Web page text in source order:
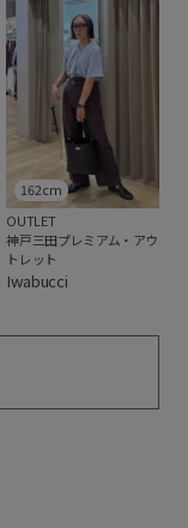
162cm
OUTLET
神戸三田プレミアム・アウ
トレット
Iwabucci